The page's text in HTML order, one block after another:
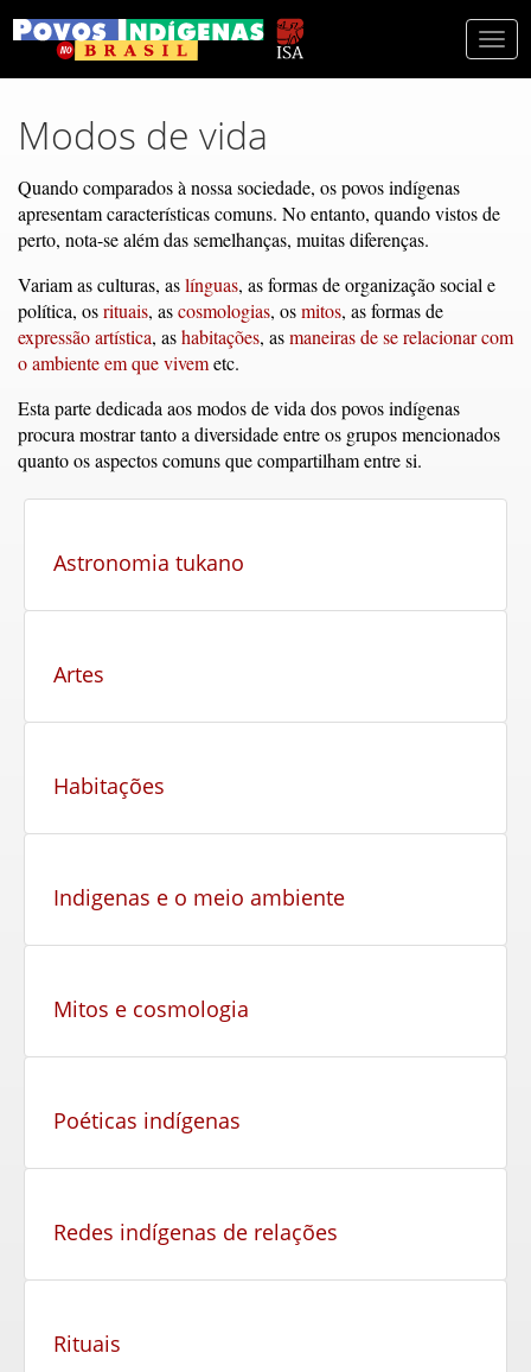
Modos de vida
Quando comparados à nossa sociedade, os povos indígenas
apresentam características comuns. No entanto, quando vistos de
perto, nota-se além das semelhanças, muitas diferenças.
Variam as culturas, aslínguas, as formas de organização social e
política, osrituais, ascosmologias, osmitos, as formas de
expressão artística, ashabitações, asmaneiras de se relacionar com
o ambiente em que vivemetc.
Esta parte dedicada aos modos de vida dos povos indígenas
procura mostrar tanto a diversidade entre os grupos mencionados
quanto os aspectos comuns que compartilham entre si.
Astronomia tukano
Artes
Habitações
Indigenas e o meio ambiente
Mitos e cosmologia
Poéticas indígenas
Redes indígenas de relações
Rituais